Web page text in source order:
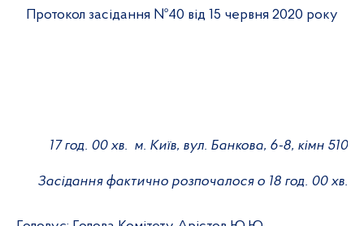
Протокол засідання №40 від 15 червня 2020 року
17 год. 00 хв. м. Київ, вул. Банкова, 6-8, кімн 510
Засідання фактично розпочалося о 18 год. 00 хв.